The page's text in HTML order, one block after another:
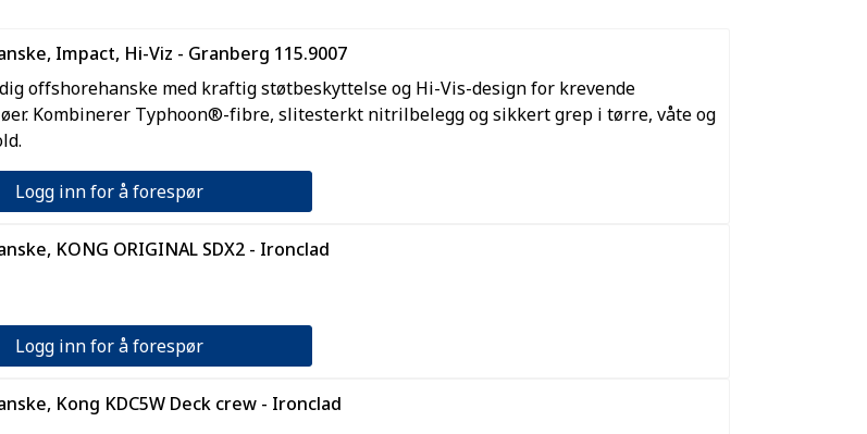
Impact, Hi-Viz - Granberg 115.9007
offshorehanske med kraftig støtbeskyttelse og Hi-Vis-design for krevende
Kombinerer Typhoon®-fibre, slitesterkt nitrilbelegg og sikkert grep i tørre, våte og
Logg inn for å forespør
KONG ORIGINAL SDX2 - Ironclad
Logg inn for å forespør
Kong KDC5W Deck crew - Ironclad